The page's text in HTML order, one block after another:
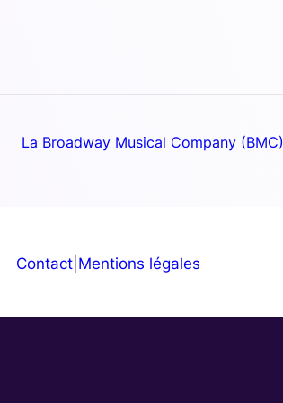
La Broadway Musical Company (BMC)
Contact| Mentions légales